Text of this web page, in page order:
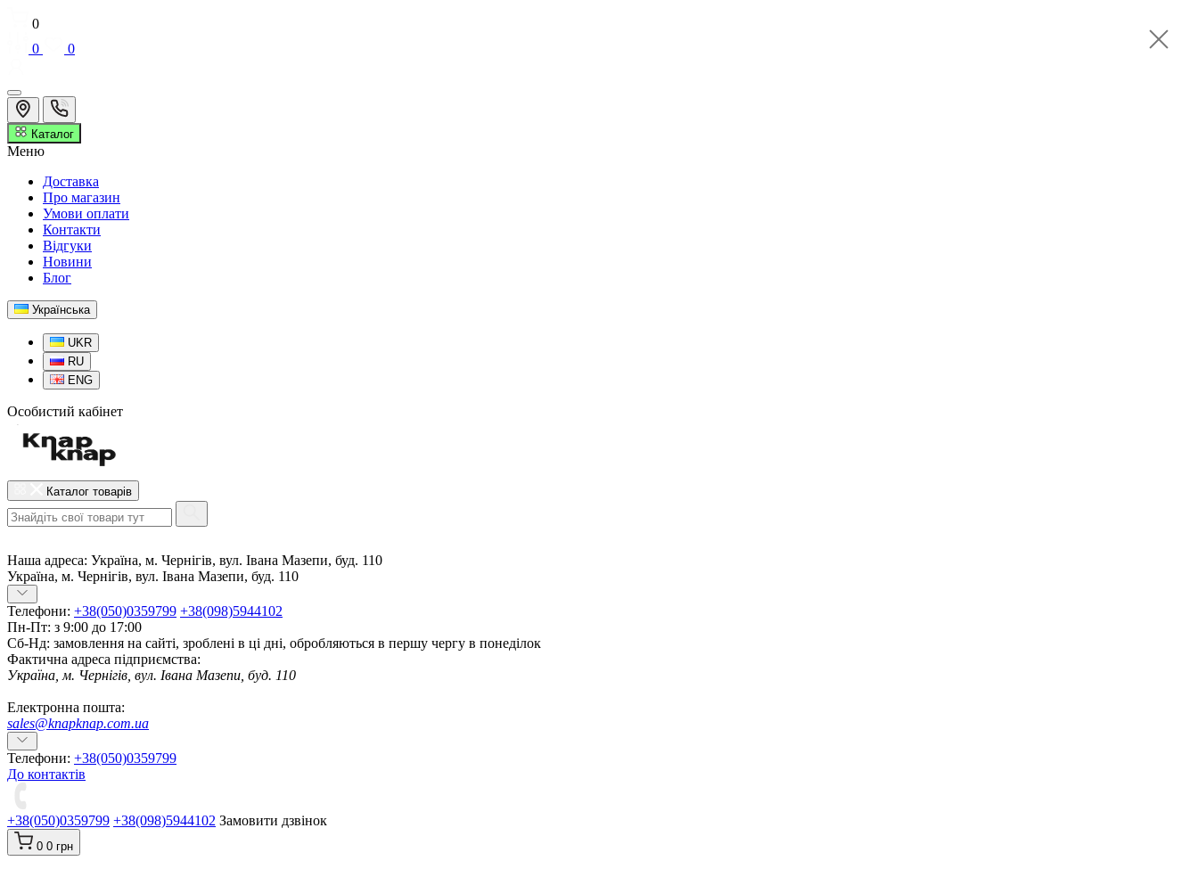
0
0
0
Каталог
Меню
Доставка
Про магазин
Умови оплати
Контакти
Відгуки
Новини
Блог
Українська
UKR
RU
ENG
Особистий кабінет
Каталог товарів
Наша адреса: Україна, м. Чернігів, вул. Івана Мазепи, буд. 110
Україна, м. Чернігів, вул. Івана Мазепи, буд. 110
Телефони: +38(050)0359799 +38(098)5944102
Пн-Пт: з 9:00 до 17:00
Сб-Нд: замовлення на сайті, зроблені в ці дні, обробляються в першу чергу в понеділок
Фактична адреса підприємства:
Україна, м. Чернігів, вул. Івана Мазепи, буд. 110
Електронна пошта:
sales@knapknap.com.ua
Телефони: +38(050)0359799
До контактів
+38(050)0359799 +38(098)5944102 Замовити дзвінок
0 0 грн